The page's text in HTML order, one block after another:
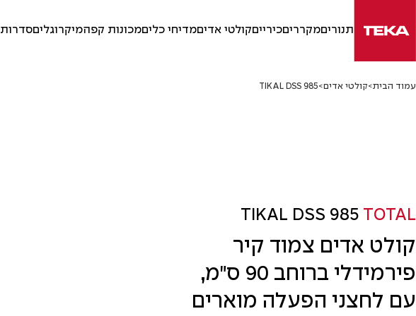
to
תנוריםמקרריםכירייםקולטי אדיםמדיחי כליםמכונות קפהמיקרוגליםסדרות
עמוד הבית>קולטי אדים>
TIKAL DSS 985
TIKAL DSS 985 TOTAL
קולט אדים צמוד קיר
פירמידלי ברוחב 90 ס"מ,
עם לחצני הפעלה מוארים